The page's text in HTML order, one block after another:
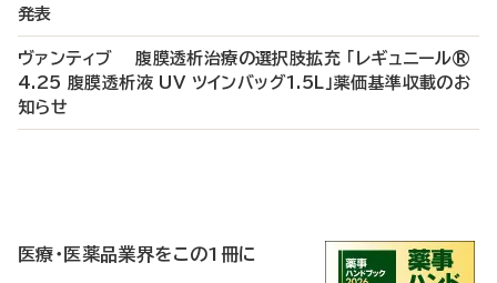
発表
ヴァンティブ 腹膜透析治療の選択肢拡充 「レギュニール®
4.25 腹膜透析液 UV ツインバッグ1.5L」薬価基準収載のお
知らせ
医療・医薬品業界をこの1冊に